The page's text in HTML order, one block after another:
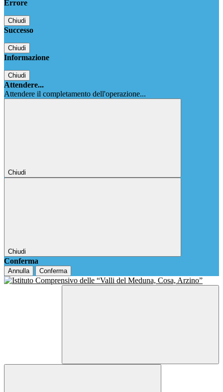
Errore
Chiudi
Successo
Chiudi
Informazione
Chiudi
Attendere...
Attendere il completamento dell'operazione...
Chiudi
Chiudi
Conferma
Annulla Conferma